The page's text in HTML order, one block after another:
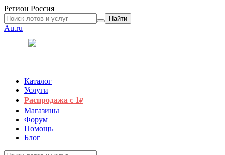
Регион Россия
Найти
Au.ru
Каталог
Услуги
Распродажа с 1₽
Магазины
Форум
Помощь
Блог